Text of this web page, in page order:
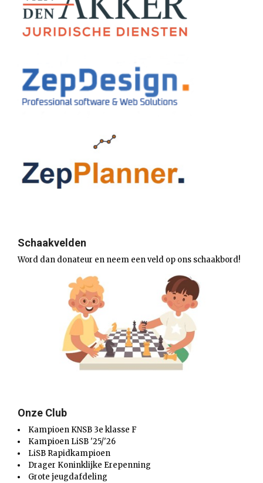
Schaakvelden
Word dan donateur en neem een veld op ons schaakbord!
Onze Club
Kampioen KNSB 3e klasse F
Kampioen LiSB '25/'26
LiSB Rapidkampioen
Drager Koninklijke Erepenning
Grote jeugdafdeling